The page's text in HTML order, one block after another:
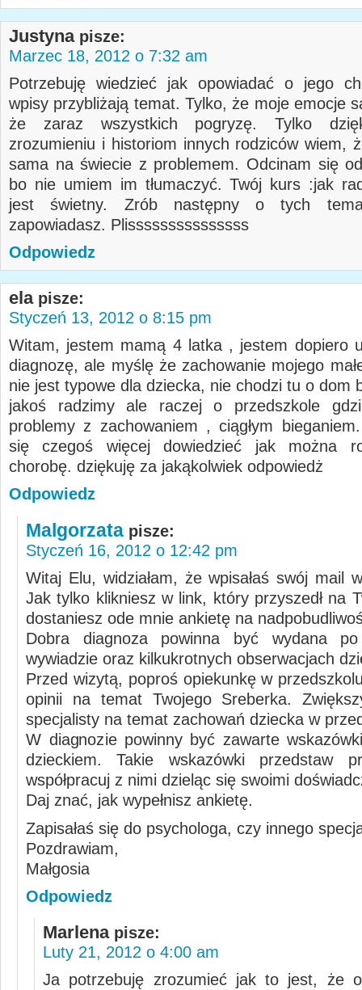
Justyna pisze:
Marzec 18, 2012 o 7:32 am
Potrzebuję wiedzieć jak opowiadać o jego
wpisy przybliżają temat. Tylko, że moje emocje
że zaraz wszystkich pogryzę. Tylko
zrozumieniu i historiom innych rodziców wiem,
sama na świecie z problemem. Odcinam się
bo nie umiem im tłumaczyć. Twój kurs :jak
jest świetny. Zrób następny o tych
zapowiadasz. Plisssssssssssssss
Odpowiedz
ela pisze:
Styczeń 13, 2012 o 8:15 pm
Witam, jestem mamą 4 latka , jestem dopiero
diagnozę, ale myślę że zachowanie mojego
nie jest typowe dla dziecka, nie chodzi tu o dom
jakoś radzimy ale raczej o przedszkole
problemy z zachowaniem , ciągłym bieganiem.
się czegoś więcej dowiedzieć jak można
chorobę. dziękuję za jakąkolwiek odpowiedż
Odpowiedz
Malgorzata pisze:
Styczeń 16, 2012 o 12:42 pm
Witaj Elu, widziałam, że wpisałaś swój mail
Jak tylko klikniesz w link, który przyszedł na
dostaniesz ode mnie ankietę na
Dobra diagnoza powinna być wydana po
wywiadzie oraz kilkukrotnych obserwacjach
Przed wizytą, poproś opiekunkę w
opinii na temat Twojego Sreberka.
specjalisty na temat zachowań dziecka w
W diagnozie powinny być zawarte
dzieckiem. Takie wskazówki przedstaw
współpracuj z nimi dzieląc się swoimi
Daj znać, jak wypełnisz ankietę.
Zapisałaś się do psychologa, czy innego
Pozdrawiam,
Małgosia
Odpowiedz
Marlena pisze:
Luty 21, 2012 o 4:00 am
Ja potrzebuję zrozumieć jak to jest, że